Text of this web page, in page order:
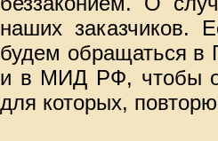
наших заказчиков.
будем обращаться в
и в МИД РФ, чтобы
для которых,